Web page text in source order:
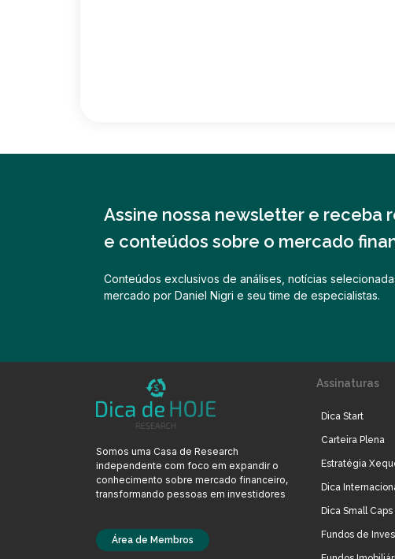
Assine nossa newsletter e receba
e conteúdos sobre o mercado
Conteúdos exclusivos de análises, notícias
mercado por Daniel Nigri e seu time de especialistas.
Somos uma Casa de Research
independente com foco em expandir o
conhecimento sobre mercado financeiro,
transformando pessoas em investidores
Área de Membros
Assinaturas
Dica Start
Carteira Plena
Estratégia
Dica
Dica Small Caps
Fundos de